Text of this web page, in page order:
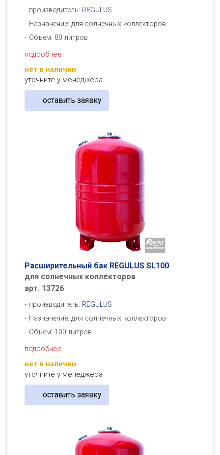
производитель: REGULUS
Назначение: для солнечных коллекторов
Объем: 80 литров
подробнее
нет в наличии
уточните у менеджера
оставить заявку
Расширительный бак REGULUS SL100
для солнечных коллекторов
арт. 13726
производитель: REGULUS
Назначение: для солнечных коллекторов
Объем: 100 литров
подробнее
нет в наличии
уточните у менеджера
оставить заявку